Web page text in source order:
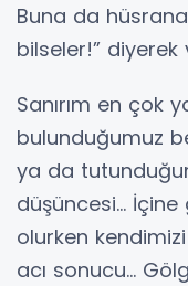
Buna da
bilseler!” diyerek
Sanırım en çok
bulunduğumuz
ya da
düşüncesi...
olurken
acı sonucu...